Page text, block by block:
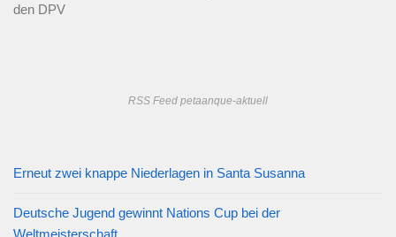
den DPV
RSS Feed petaanque-aktuell
Erneut zwei knappe Niederlagen in Santa Susanna
Deutsche Jugend gewinnt Nations Cup bei der
Weltmeisterschaft